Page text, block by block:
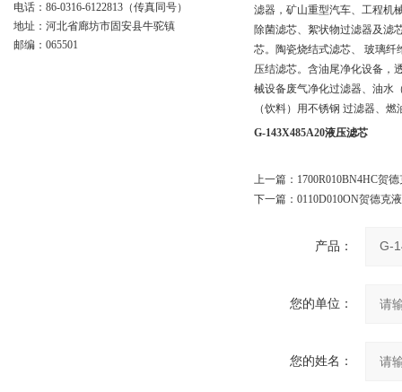
滤器，矿山重型汽车、工程机
除菌滤芯、絮状物过滤器及滤
芯。陶瓷烧结式滤芯、 玻璃纤
压结滤芯。含油尾净化设备，
械设备废气净化过滤器、油水
（饮料）用不锈钢 过滤器、
G-143X485A20液压滤芯
上一篇： 1700R010BN4HC贺
下一篇： 0110D010ON贺德克
产品：
您的单位：
您的姓名：
电话：86-0316-6122813（传真同号）
地址：河北省廊坊市固安县牛驼镇
邮编：065501